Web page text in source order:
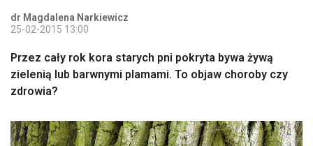
dr Magdalena Narkiewicz
25-02-2015 13:00
Przez cały rok kora starych pni pokryta bywa żywą
zielenią lub barwnymi plamami. To objaw choroby czy
zdrowia?